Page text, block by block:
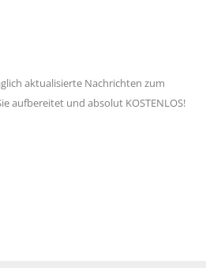
aktualisierte Nachrichten zum
aufbereitet und absolut KOSTENLOS!